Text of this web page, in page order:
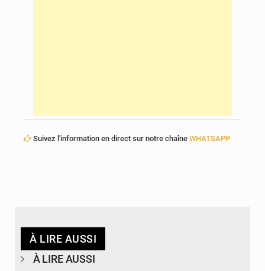
Suivez l'information en direct sur notre chaîne WHATSAPP
À LIRE AUSSI
À LIRE AUSSI